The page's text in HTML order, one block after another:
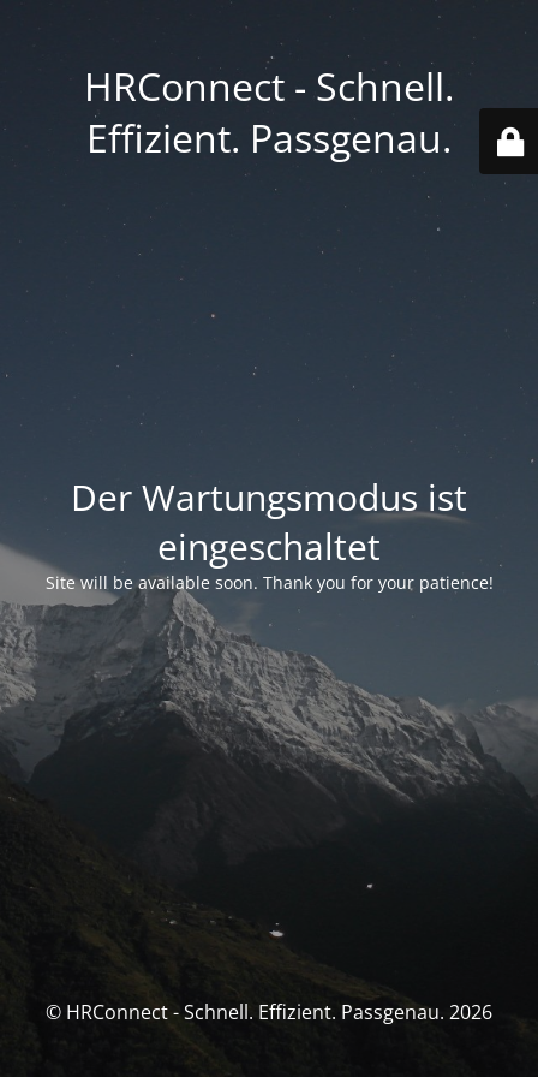
HRConnect - Schnell.
Effizient. Passgenau.
Der Wartungsmodus ist
eingeschaltet
Site will be available soon. Thank you for your patience!
© HRConnect - Schnell. Effizient. Passgenau. 2026